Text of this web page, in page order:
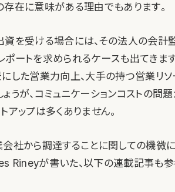
存在に意味がある理由でもあります。
資を受ける場合には、その法人の会計
ポートを求められるケースも出てきま
した営業力向上、大手の持つ営業リ
うが、コミュニケーションコストの問
アップは多くありません。
会社から調達することに関しての機微
Rineyが書いた、以下の連載記事も参